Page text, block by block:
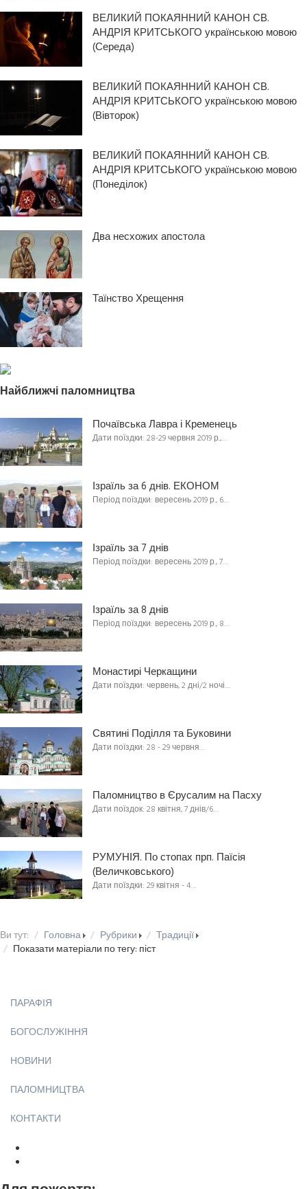
ВЕЛИКИЙ ПОКАЯННИЙ КАНОН СВ.
АНДРІЯ КРИТСЬКОГО українською мовою
(Середа)
ВЕЛИКИЙ ПОКАЯННИЙ КАНОН СВ.
АНДРІЯ КРИТСЬКОГО українською мовою
(Вівторок)
ВЕЛИКИЙ ПОКАЯННИЙ КАНОН СВ.
АНДРІЯ КРИТСЬКОГО українською мовою
(Понеділок)
Два несхожих апостола
Таїнство Хрещення
Найближчі паломництва
Почаївська Лавра і Кременець
Дати поїздки: 28-29 червня 2019 р.,…
Ізраїль за 6 днів. ЕКОНОМ
Період поїздки: вересень 2019 р., 6…
Ізраїль за 7 днів
Період поїздки: вересень 2019 р., 7…
Ізраїль за 8 днів
Період поїздки: вересень 2019 р., 8…
Монастирі Черкащини
Дати поїздки: червень, 2 дні/2 ночі…
Святині Поділля та Буковини
Дати поїздки: 28 - 29 червня…
Паломництво в Єрусалим на Пасху
Дати поїздок: 28 квітня, 7 днів/6…
РУМУНІЯ. По стопах прп. Паїсія
(Величковського)
Дати поїздки: 29 квітня - 4…
Ви тут: Головна Рубрики
Традиції
Показати матеріали по тегу: піст
ПАРАФІЯ
БОГОСЛУЖІННЯ
НОВИНИ
ПАЛОМНИЦТВА
КОНТАКТИ